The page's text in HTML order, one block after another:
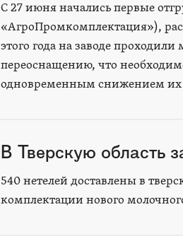
С 27 июня начались первые
«АгроПромкомплектация»),
этого года на заводе
переоснащению, что
одновременным снижением их
В Тверскую область
540 нетелей доставлены в
комплектации нового